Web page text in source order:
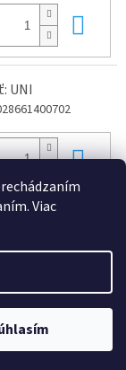
Viac
UNI
Do
vyhradené.